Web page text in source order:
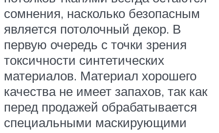
сомнения, насколько безопасным
является потолочный декор. В
первую очередь с точки зрения
токсичности синтетических
материалов. Материал хорошего
качества не имеет запахов, так как
перед продажей обрабатывается
специальными маскирующими